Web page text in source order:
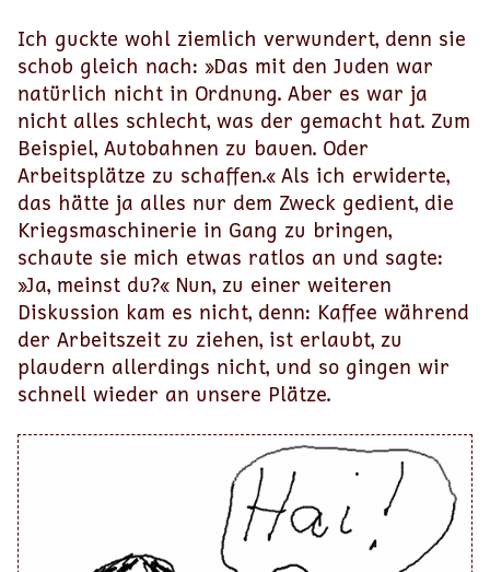
Ich guckte wohl ziemlich verwundert, denn sie
schob gleich nach: »Das mit den Juden war
natürlich nicht in Ordnung. Aber es war ja
nicht alles schlecht, was der gemacht hat. Zum
Beispiel, Autobahnen zu bauen. Oder
Arbeitsplätze zu schaffen.« Als ich erwiderte,
das hätte ja alles nur dem Zweck gedient, die
Kriegsmaschinerie in Gang zu bringen,
schaute sie mich etwas ratlos an und sagte:
»Ja, meinst du?« Nun, zu einer weiteren
Diskussion kam es nicht, denn: Kaffee während
der Arbeitszeit zu ziehen, ist erlaubt, zu
plaudern allerdings nicht, und so gingen wir
schnell wieder an unsere Plätze.